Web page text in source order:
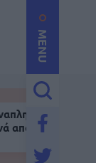
MENU
αποτελέσματα